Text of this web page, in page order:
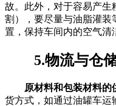
故。此外，对于容易产生
割），要尽量与油脂灌装
置，保持车间内的空气清
5.物流与仓储
原材料和包装材料的
货方式，如通过油罐车运